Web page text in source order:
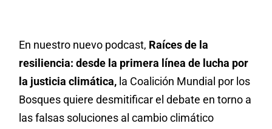
En nuestro nuevo podcast, Raíces de la
resiliencia: desde la primera línea de lucha por
la justicia climática, la Coalición Mundial por los
Bosques quiere desmitificar el debate en torno a
las falsas soluciones al cambio climático